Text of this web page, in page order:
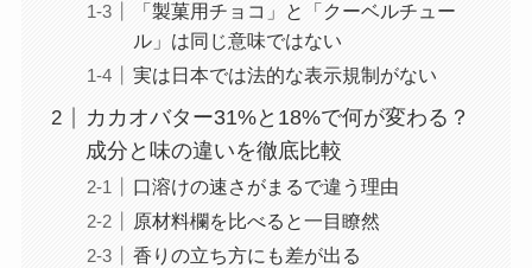
「製菓用チョコ」と「クーベルチュー
ル」は同じ意味ではない
実は日本では法的な表示規制がない
カカオバター31%と18%で何が変わる？
成分と味の違いを徹底比較
口溶けの速さがまるで違う理由
原材料欄を比べると一目瞭然
香りの立ち方にも差が出る